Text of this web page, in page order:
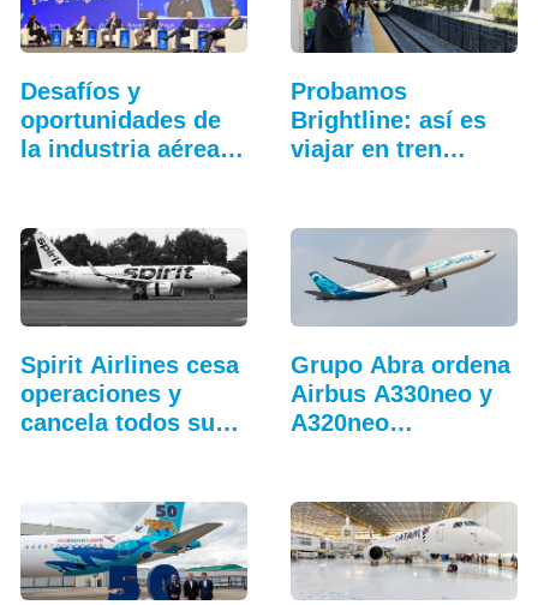
Desafíos y
oportunidades de
la industria aérea
Probamos
Brightline: así es
viajar en tren
Spirit Airlines cesa
operaciones y
cancela todos sus
Grupo Abra ordena
Airbus A330neo y
A320neo